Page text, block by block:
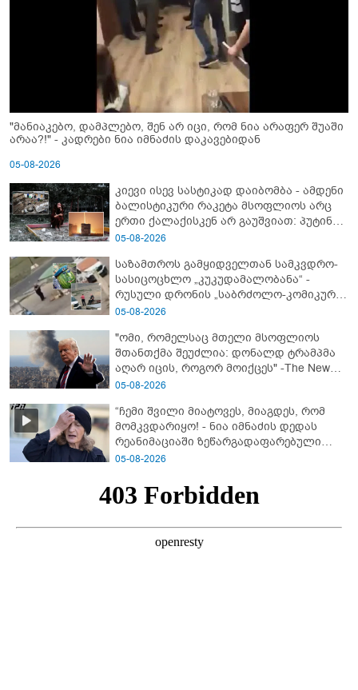
"მანიაკებო, დამპლებო, შენ არ იცი, რომ ნია არაფერ შუაში
არაა?!" - კადრები ნია იმნაძის დაკავებიდან
05-08-2026
კიევი ისევ სასტიკად დაიბომბა - ამდენი
ბალისტიკური რაკეტა მსოფლიოს არც
ერთი ქალაქისკენ არ გაუშვიათ: პუტინის
ახალი ანტირეკორდი
05-08-2026
საზამთროს გამყიდველთან სამკვდრო-
სასიცოცხლო „კუკუდამალობანა“ -
რუსული დრონის „საბრძოლო-კომიკური“
ვიდეო
05-08-2026
"ომი, რომელსაც მთელი მსოფლიოს
შთანთქმა შეუძლია: დონალდ ტრამპმა
აღარ იცის, როგორ მოიქცეს" -The New
York Times
05-08-2026
“ჩემი შვილი მიატოვეს, მიაგდეს, რომ
მომკვდარიყო! - ნია იმნაძის დედას
რეანიმაციაში ზეწარგადაფარებული
შვილი არ უნახავს” - გიგა ავალიანის
05-08-2026